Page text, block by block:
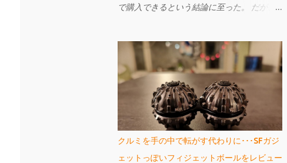
で購入できるという結論に至った。 だが、
りに曜日名が省略されずに表示されている）
ではなくてもよいというのであれば、もっと
安いものがある。 それが先日購入し、今回
ご紹介するセイコー・ファイブのSNK623
だ。購入してから文字盤がエクスプローラー
に酷似していることに気づいたが、なかなか
個性的で値段も激安の憎めないやつなんです
よ。
クルミを手の中で転がす代わりに･･･SFガジ
ェットっぽいフィジェットボールをレビュー